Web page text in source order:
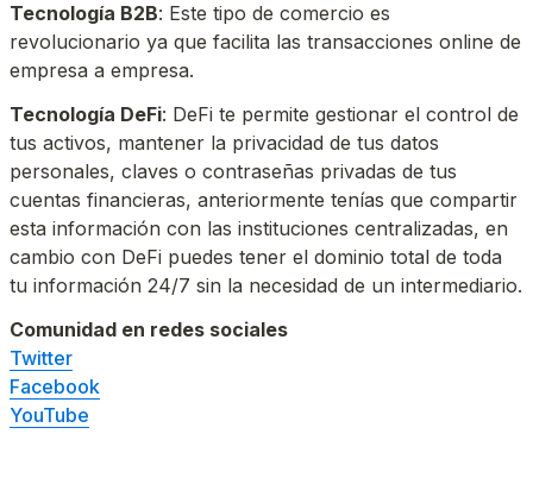
Tecnología B2B: Este tipo de comercio es
revolucionario ya que facilita las transacciones online de
empresa a empresa.
Tecnología DeFi: DeFi te permite gestionar el control de
tus activos, mantener la privacidad de tus datos
personales, claves o contraseñas privadas de tus
cuentas financieras, anteriormente tenías que compartir
esta información con las instituciones centralizadas, en
cambio con DeFi puedes tener el dominio total de toda
tu información 24/7 sin la necesidad de un intermediario.
Comunidad en redes sociales
Twitter
Facebook
YouTube